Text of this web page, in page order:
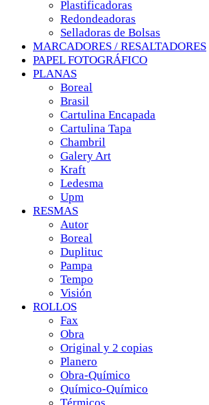
Plastificadoras
Redondeadoras
Selladoras de Bolsas
MARCADORES / RESALTADORES
PAPEL FOTOGRÁFICO
PLANAS
Boreal
Brasil
Cartulina Encapada
Cartulina Tapa
Chambril
Galery Art
Kraft
Ledesma
Upm
RESMAS
Autor
Boreal
Duplituc
Pampa
Tempo
Visión
ROLLOS
Fax
Obra
Original y 2 copias
Planero
Obra-Químico
Químico-Químico